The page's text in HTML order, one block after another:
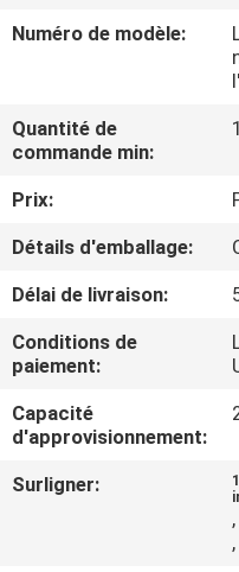
NOUS
VISITE
DE
L'USINE
CONTRÔLE
DE
LA
QUALITÉ
NOUS
Numéro de modèle:
Quantité de
commande min:
1
Prix:
Détails d'emballage:
Délai de livraison:
Conditions de
paiement:
Capacité
d'approvisionnement:
Surligner:
,
,